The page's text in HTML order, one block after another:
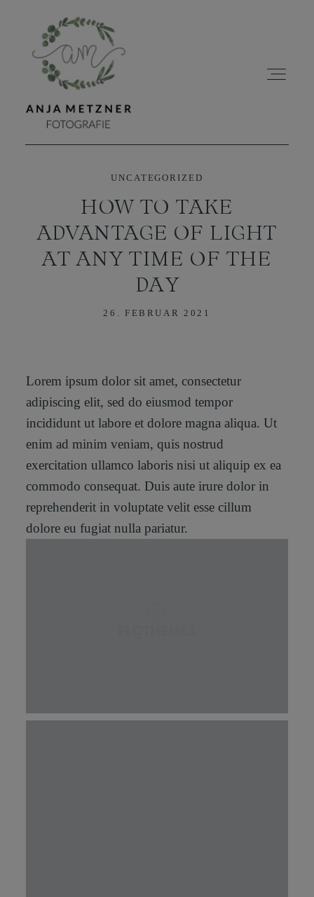
PORTFOLIO
SHOP
UNCATEGORIZED
HOW TO TAKE
ADVANTAGE OF LIGHT
AT ANY TIME OF THE
DAY
26. FEBRUAR 2021
Lorem ipsum dolor sit amet, consectetur
adipiscing elit, sed do eiusmod tempor
incididunt ut labore et dolore magna aliqua. Ut
enim ad minim veniam, quis nostrud
exercitation ullamco laboris nisi ut aliquip ex ea
commodo consequat. Duis aute irure dolor in
reprehenderit in voluptate velit esse cillum
dolore eu fugiat nulla pariatur.